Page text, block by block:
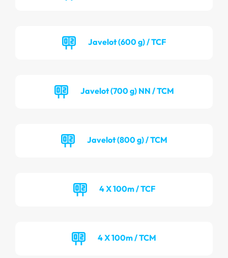
Javelot (600 g) / TCF
Javelot (700 g) NN / TCM
Javelot (800 g) / TCM
4 X 100m / TCF
4 X 100m / TCM